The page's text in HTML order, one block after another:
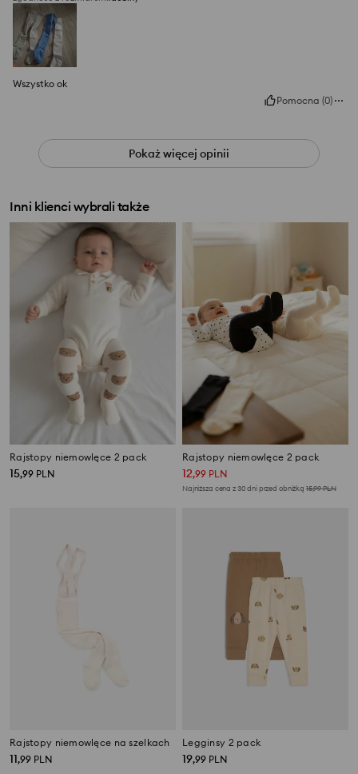
Wszystko ok
Pomocna (0)
Pokaż więcej opinii
Inni klienci wybrali także
Rajstopy niemowlęce 2 pack
15,99 PLN
Rajstopy niemowlęce 2 pack
12,99 PLN
Najniższa cena z 30 dni przed obniżką 15,99PLN
Rajstopy niemowlęce na szelkach
11,99 PLN
Legginsy 2 pack
19,99 PLN